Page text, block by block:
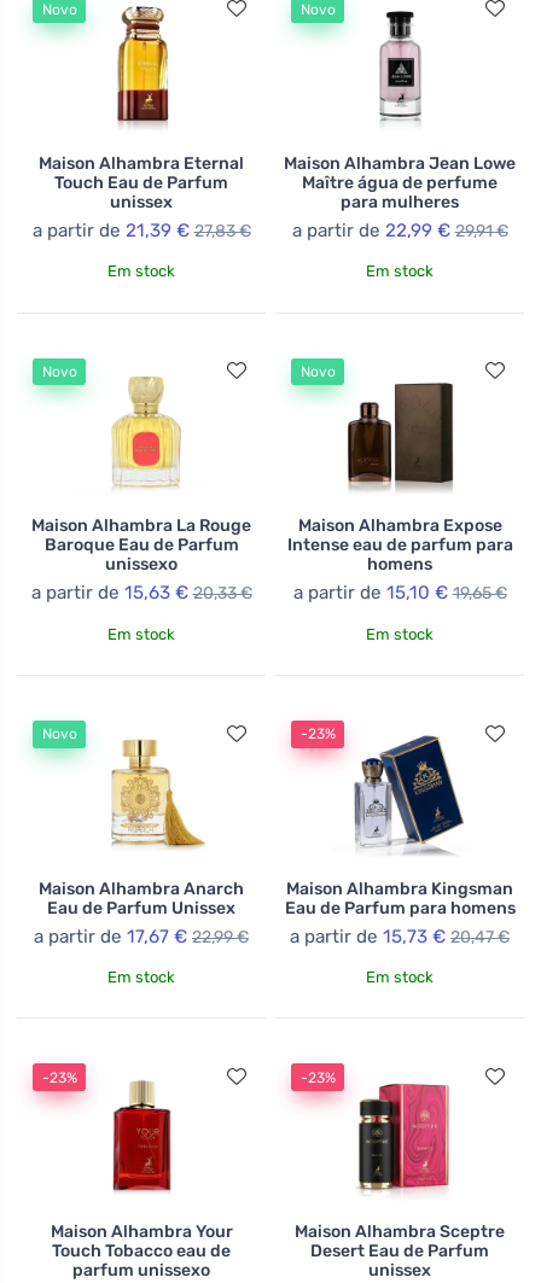
primeira qualidade e técnicas de fabricação inovadoras
assegura que cada produto atenda a altos padrões de
qualidade. Maison Alhambra é a escolha ideal para
aqueles que procuram produtos de luxo com caráter
distintivo, refletindo tanto a história quanto as
tendências contemporâneas no design.
Novo
Maison Alhambra Eternal
Touch Eau de Parfum
unissex
a partir de 21,39 € 27,83 €
Em stock
Novo
Maison Alhambra Jean Lowe
Maître água de perfume
para mulheres
a partir de 22,99 € 29,91 €
Em stock
Novo
Maison Alhambra La Rouge
Baroque Eau de Parfum
unissexo
a partir de 15,63 € 20,33 €
Em stock
Novo
Maison Alhambra Expose
Intense eau de parfum para
homens
a partir de 15,10 € 19,65 €
Em stock
Novo
Maison Alhambra Anarch
Eau de Parfum Unissex
a partir de 17,67 € 22,99 €
Em stock
-23%
Maison Alhambra Kingsman
Eau de Parfum para homens
a partir de 15,73 € 20,47 €
Em stock
-23%
Maison Alhambra Your
Touch Tobacco eau de
parfum unissexo
-23%
Maison Alhambra Sceptre
Desert Eau de Parfum
unissex